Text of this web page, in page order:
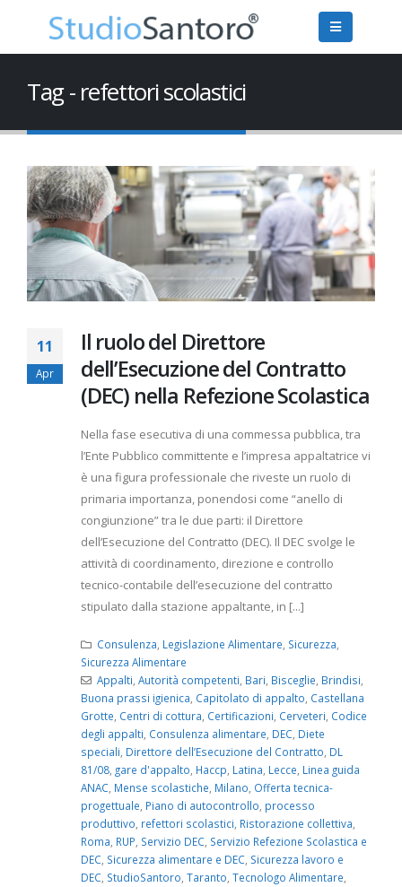
Tag - refettori scolastici
11
Apr
Il ruolo del Direttore
dell’Esecuzione del Contratto
(DEC) nella Refezione Scolastica
Nella fase esecutiva di una commessa pubblica, tra
l’Ente Pubblico committente e l’impresa appaltatrice vi
è una figura professionale che riveste un ruolo di
primaria importanza, ponendosi come “anello di
congiunzione” tra le due parti: il Direttore
dell’Esecuzione del Contratto (DEC). Il DEC svolge le
attività di coordinamento, direzione e controllo
tecnico-contabile dell’esecuzione del contratto
stipulato dalla stazione appaltante, in [...]
Consulenza, Legislazione Alimentare, Sicurezza,
Sicurezza Alimentare
Appalti, Autorità competenti, Bari, Bisceglie, Brindisi,
Buona prassi igienica, Capitolato di appalto, Castellana
Grotte, Centri di cottura, Certificazioni, Cerveteri, Codice
degli appalti, Consulenza alimentare, DEC, Diete
speciali, Direttore dell’Esecuzione del Contratto, DL
81/08, gare d'appalto, Haccp, Latina, Lecce, Linea guida
ANAC, Mense scolastiche, Milano, Offerta tecnica-
progettuale, Piano di autocontrollo, processo
produttivo, refettori scolastici, Ristorazione collettiva,
Roma, RUP, Servizio DEC, Servizio Refezione Scolastica e
DEC, Sicurezza alimentare e DEC, Sicurezza lavoro e
DEC, StudioSantoro, Taranto, Tecnologo Alimentare,